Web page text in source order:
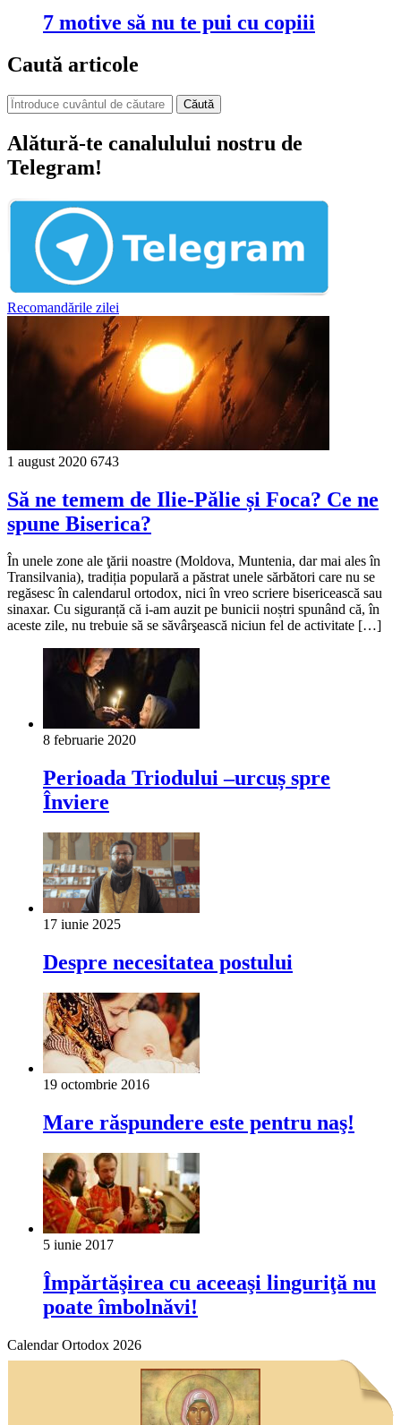
7 motive să nu te pui cu copiii
Caută articole
Căută
Alătură-te canalulului nostru de
Telegram!
Recomandările zilei
1 august 2020 6743
Să ne temem de Ilie-Pălie și Foca? Ce ne
spune Biserica?
În unele zone ale ţării noastre (Moldova, Muntenia, dar mai ales în
Transilvania), tradiția populară a păstrat unele sărbători care nu se
regăsesc în calendarul ortodox, nici în vreo scriere bisericească sau
sinaxar. Cu siguranță că i-am auzit pe bunicii noștri spunând că, în
aceste zile, nu trebuie să se săvârşească niciun fel de activitate […]
8 februarie 2020
Perioada Triodului –urcuș spre
Înviere
17 iunie 2025
Despre necesitatea postului
19 octombrie 2016
Mare răspundere este pentru naş!
5 iunie 2017
Împărtăşirea cu aceeaşi linguriţă nu
poate îmbolnăvi!
Calendar Ortodox 2026